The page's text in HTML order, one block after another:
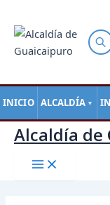
INICIO ALCALDÍA ▼
contenido
Alcaldía de